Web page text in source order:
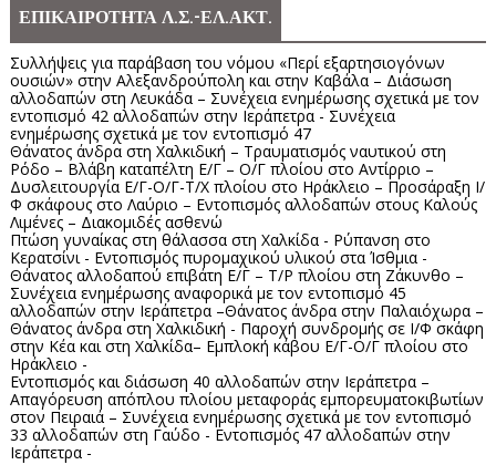
ΕΠΙΚΑΙΡΟΤΗΤΑ Λ.Σ.-ΕΛ.ΑΚΤ.
Συλλήψεις για παράβαση του νόμου «Περί εξαρτησιογόνων
ουσιών» στην Αλεξανδρούπολη και στην Καβάλα – Διάσωση
αλλοδαπών στη Λευκάδα – Συνέχεια ενημέρωσης σχετικά με τον
εντοπισμό 42 αλλοδαπών στην Ιεράπετρα - Συνέχεια
ενημέρωσης σχετικά με τον εντοπισμό 47
Θάνατος άνδρα στη Χαλκιδική – Τραυματισμός ναυτικού στη
Ρόδο – Βλάβη καταπέλτη Ε/Γ – Ο/Γ πλοίου στο Αντίρριο –
Δυσλειτουργία Ε/Γ-Ο/Γ-Τ/Χ πλοίου στο Ηράκλειο – Προσάραξη Ι/
Φ σκάφους στο Λαύριο – Εντοπισμός αλλοδαπών στους Καλούς
Λιμένες – Διακομιδές ασθενώ
Πτώση γυναίκας στη θάλασσα στη Χαλκίδα - Ρύπανση στο
Κερατσίνι - Εντοπισμός πυρομαχικού υλικού στα Ίσθμια -
Θάνατος αλλοδαπού επιβάτη Ε/Γ – Τ/Ρ πλοίου στη Ζάκυνθο –
Συνέχεια ενημέρωσης αναφορικά με τον εντοπισμό 45
αλλοδαπών στην Ιεράπετρα –Θάνατος άνδρα στην Παλαιόχωρα –
Θάνατος άνδρα στη Χαλκιδική - Παροχή συνδρομής σε Ι/Φ σκάφη
στην Κέα και στη Χαλκίδα– Εμπλοκή κάβου Ε/Γ-Ο/Γ πλοίου στο
Ηράκλειο -
Εντοπισμός και διάσωση 40 αλλοδαπών στην Ιεράπετρα –
Απαγόρευση απόπλου πλοίου μεταφοράς εμπορευματοκιβωτίων
στον Πειραιά – Συνέχεια ενημέρωσης σχετικά με τον εντοπισμό
33 αλλοδαπών στη Γαύδο - Εντοπισμός 47 αλλοδαπών στην
Ιεράπετρα -